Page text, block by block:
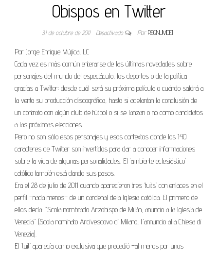
Obispos en Twitter
31 de octubre de 2011 Desactivado Por REGNUMDEI
Por Jorge Enrique Mújica, LC
Cada vez es más común enterarse de las últimas novedades sobre
personajes del mundo del espectáculo, los deportes o de la política
gracias a Twitter: desde cuál será su próxima película o cuándo saldrá a
la venta su producción discográfica, hasta si adelantan la conclusión de
un contrato con algún club de fútbol o si se lanzan o no como candidatos
a las próximas elecciones…
Pero no son sólo esos personajes y esos contextos donde los 140
caracteres de Twitter son invertidos para dar a conocer informaciones
sobre la vida de algunas personalidades. El ‘ambiente eclesiástico’
católico también está dando sus pasos.
Era el 28 de julio de 2011 cuando aparecieron tres ‘tuits’ con enlaces en el
perfil –nada menos– de un cardenal dela Iglesia católica. El primero de
ellos decía: “Scola nombrado Arzobispo de Milán, anuncio a la Iglesia de
Venecia” (Scola nominato Arcivescovo di Milano, l´annuncio alla Chiesa di
Venezia).
El ‘tuit’ aparecía como exclusiva que precedió –al menos por unos